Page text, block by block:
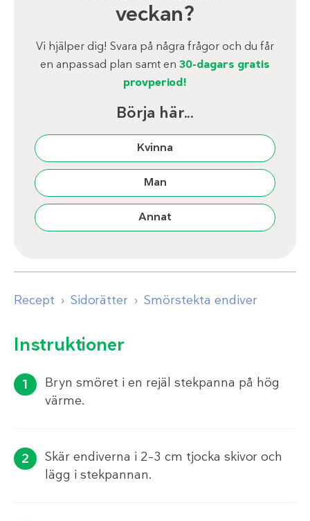
veckan?
Vi hjälper dig! Svara på några frågor och du får
en anpassad plan samt en 30-dagars gratis
provperiod!
Börja här...
Kvinna
Man
Annat
Recept Sidorätter Smörstekta endiver
Instruktioner
Bryn smöret i en rejäl stekpanna på hög
värme.
Skär endiverna i 2–3 cm tjocka skivor och
lägg i stekpannan.